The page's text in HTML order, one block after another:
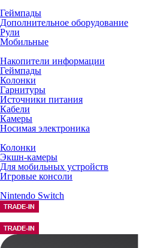
Геймпады
Дополнительное оборудование
Рули
Мобильные
Накопители информации
Геймпады
Колонки
Гарнитуры
Источники питания
Кабели
Камеры
Носимая электроника
Колонки
Экшн-камеры
Для мобильных устройств
Игровые консоли
Nintendo Switch